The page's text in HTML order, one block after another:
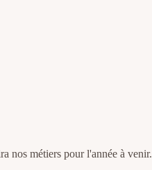
nos métiers pour l'année à venir.